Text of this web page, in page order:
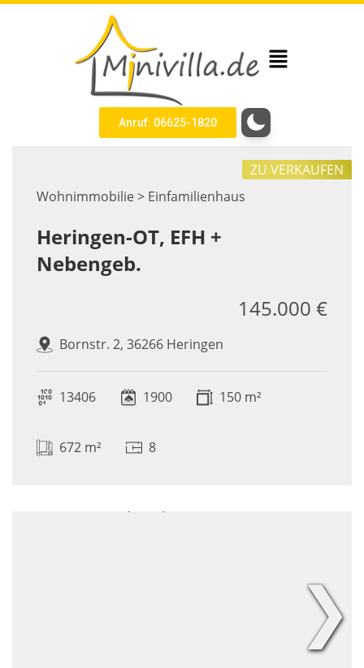
Anruf: 06625-1820
Wohnimmobilie > Einfamilienhaus
ZU VERKAUFEN
Heringen-OT, EFH +
Nebengeb.
Bornstr. 2, 36266 Heringen
145.000 €
13406 1900 150 m²
672 m² 8
❯